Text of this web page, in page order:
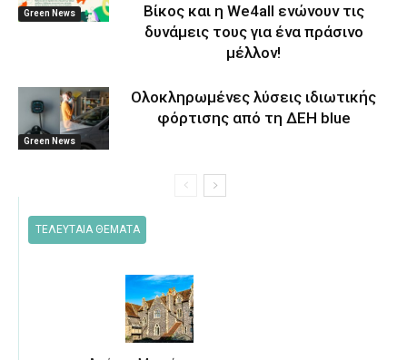
Green News
Βίκος και η We4all ενώνουν τις
δυνάμεις τους για ένα πράσινο
μέλλον!
Green News
Ολοκληρωμένες λύσεις ιδιωτικής
φόρτισης από τη ΔΕΗ blue
ΤΕΛΕΥΤΑΙΑ ΘΕΜΑΤΑ